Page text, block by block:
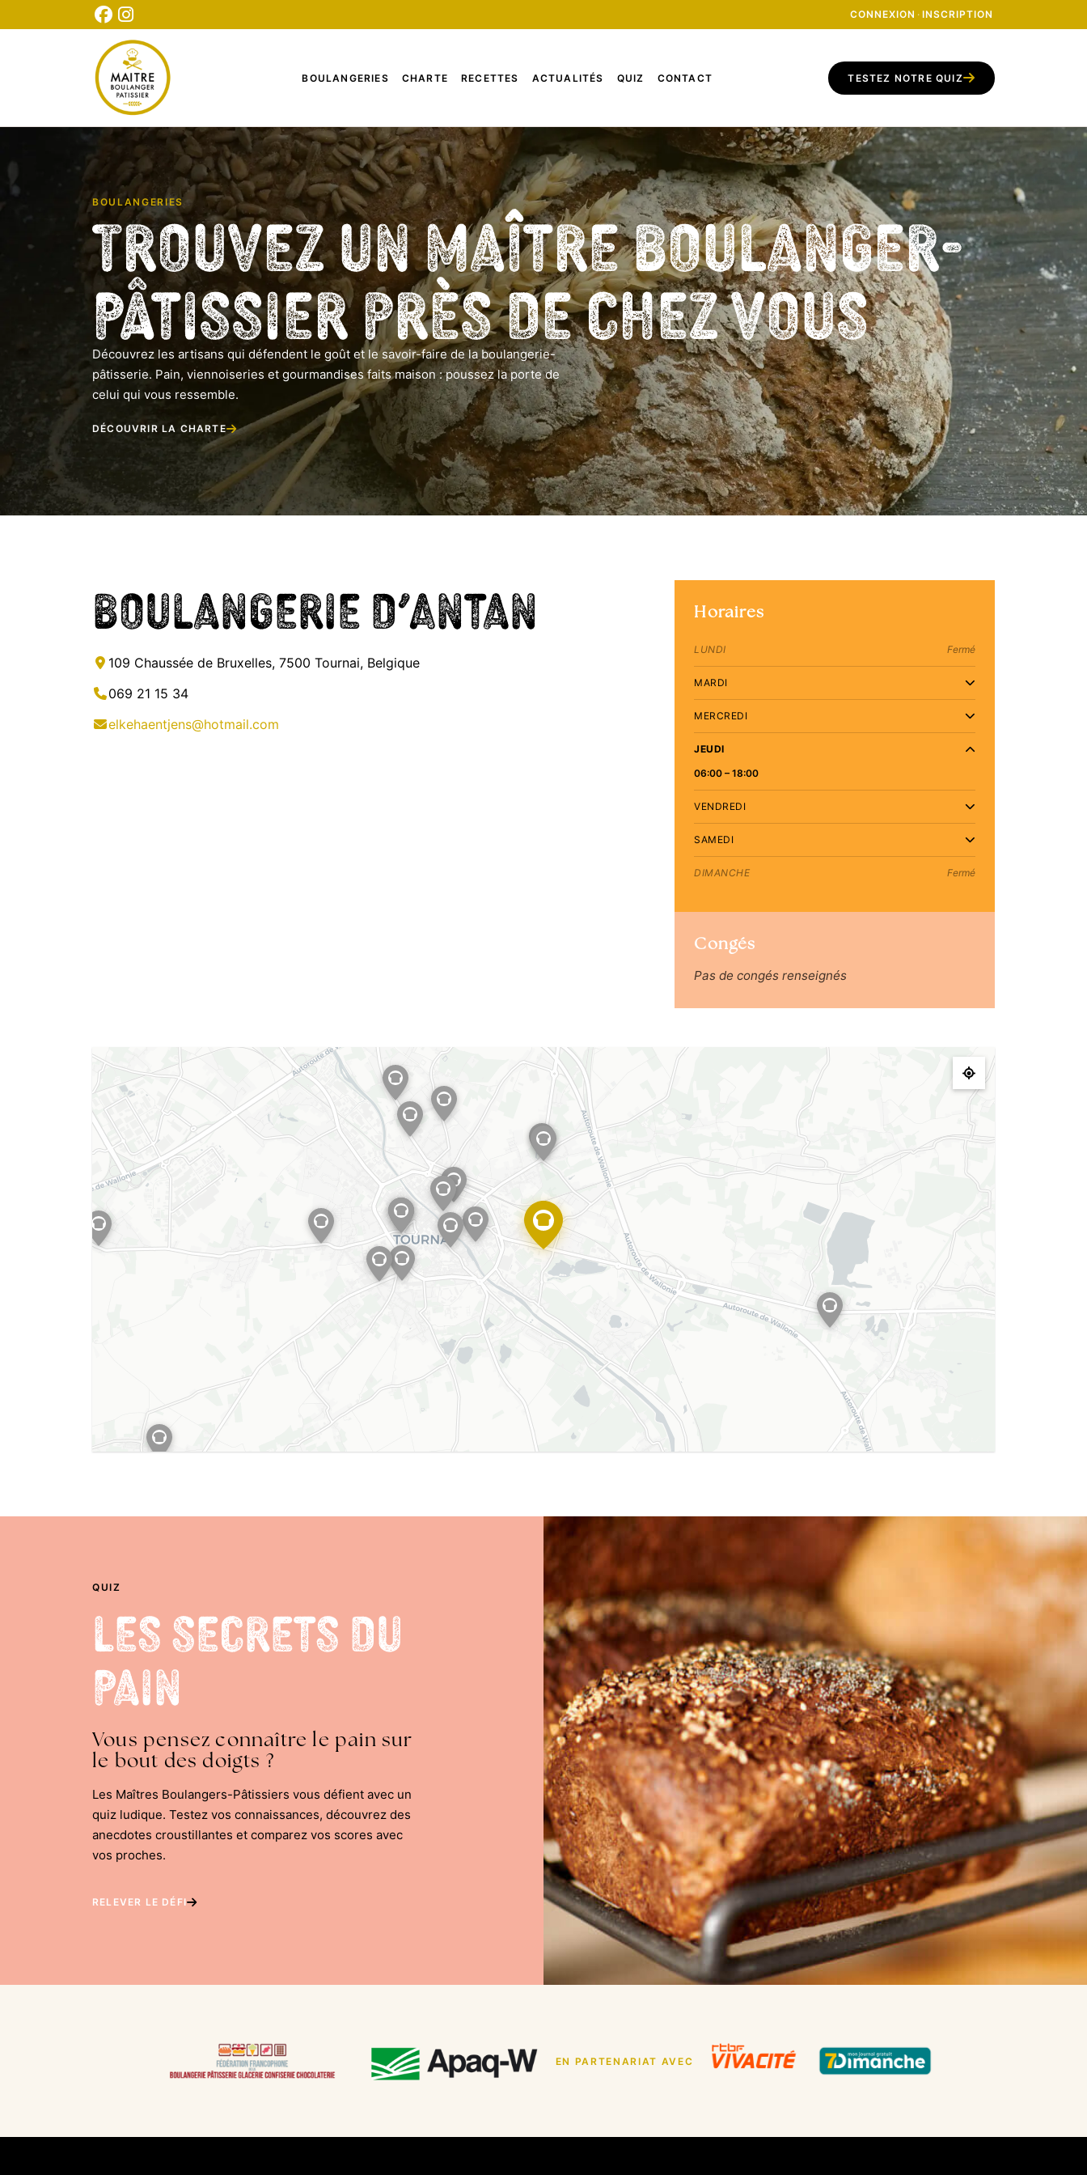
CONNEXION · INSCRIPTION
BOULANGERIES CHARTE RECETTES ACTUALITÉS QUIZ CONTACT TESTEZ NOTRE QUIZ
INSCRIPTION
TESTEZ NOTRE QUIZ
BOULANGERIES
Trouvez un Maître Boulanger-
Pâtissier près de chez vous
Découvrez les artisans qui défendent le goût et le savoir-faire de la boulangerie-
pâtisserie. Pain, viennoiseries et gourmandises faits maison : poussez la porte de
celui qui vous ressemble.
DÉCOUVRIR LA CHARTE
Boulangerie d’Antan
109 Chaussée de Bruxelles, 7500 Tournai, Belgique
069 21 15 34
elkehaentjens@hotmail.com
Horaires
LUNDI Fermé
MARDI
MERCREDI
JEUDI
06:00 – 18:00
VENDREDI
SAMEDI
DIMANCHE Fermé
Congés
Pas de congés renseignés
QUIZ
Les Secrets du
Pain
Vous pensez connaître le pain sur
le bout des doigts ?
Les Maîtres Boulangers-Pâtissiers vous défient avec un
quiz ludique. Testez vos connaissances, découvrez des
anecdotes croustillantes et comparez vos scores avec
vos proches.
RELEVER LE DÉFI
EN PARTENARIAT AVEC